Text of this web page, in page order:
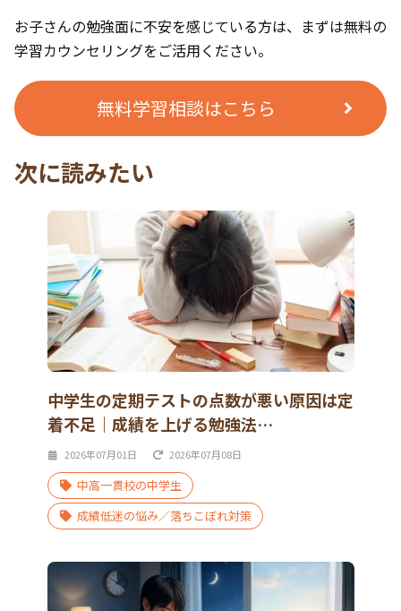
お子さんの勉強面に不安を感じている方は、まずは無料の
学習カウンセリングをご活用ください。
無料学習相談はこちら
次に読みたい
中学生の定期テストの点数が悪い原因は定
着不足｜成績を上げる勉強法…
2026年07月01日 2026年07月08日
中高一貫校の中学生
成績低迷の悩み／落ちこぼれ対策